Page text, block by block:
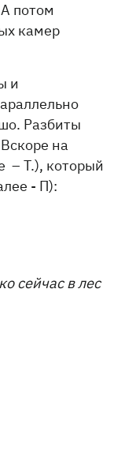
потом
камер
и
Разбиты
на
– Т.), который
- П):
сейчас в лес